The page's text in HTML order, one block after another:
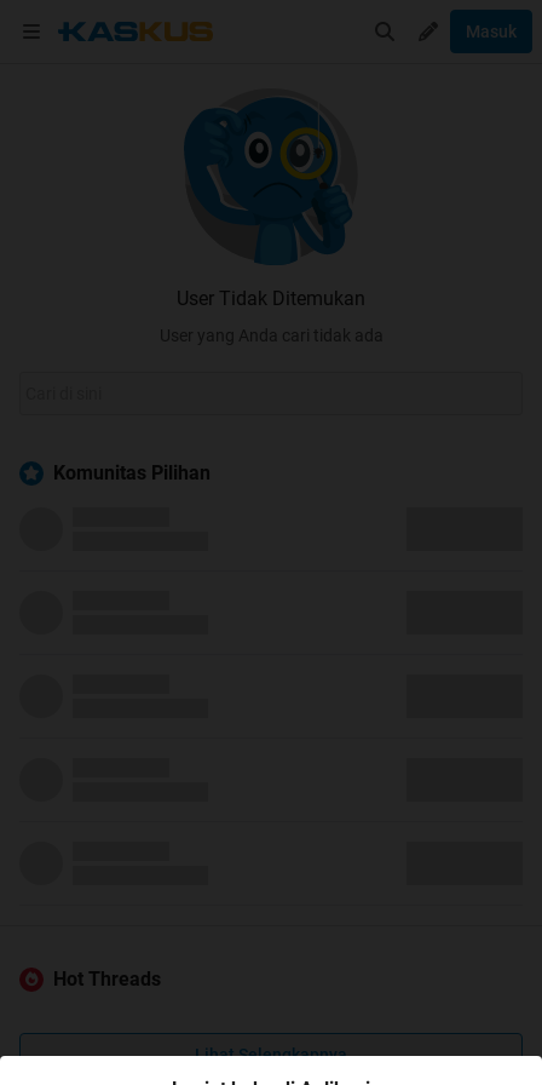
Masuk
User Tidak Ditemukan
User yang Anda cari tidak ada
Komunitas Pilihan
Hot Threads
Lihat Selengkapnya